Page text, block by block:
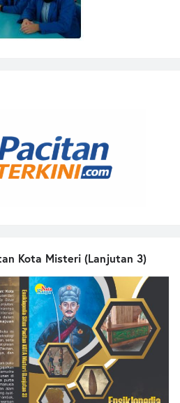
Kota Misteri (Lanjutan 3)